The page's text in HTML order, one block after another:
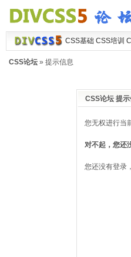
CSS基础 CSS培训
CSS论坛» 提示信息
CSS论坛 提
您无权进行当
对不起，您还
您还没有登录